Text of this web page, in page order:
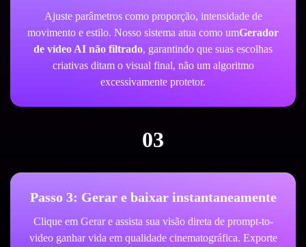
Ajuste parâmetros como proporção, intensidade de
movimento e estilo. Nosso sistema atua como umGerador
de vídeo AI não filtrado, garantindo que suas escolhas
criativas ditam o visual final, não um algoritmo
excessivamente protetor.
03
Passo 3: Gerar e baixar instantaneamente
Clique em Gerar e assista sua visão direta de prompt-to-
video ganhar vida em qualidade cinematográfica. Exporte